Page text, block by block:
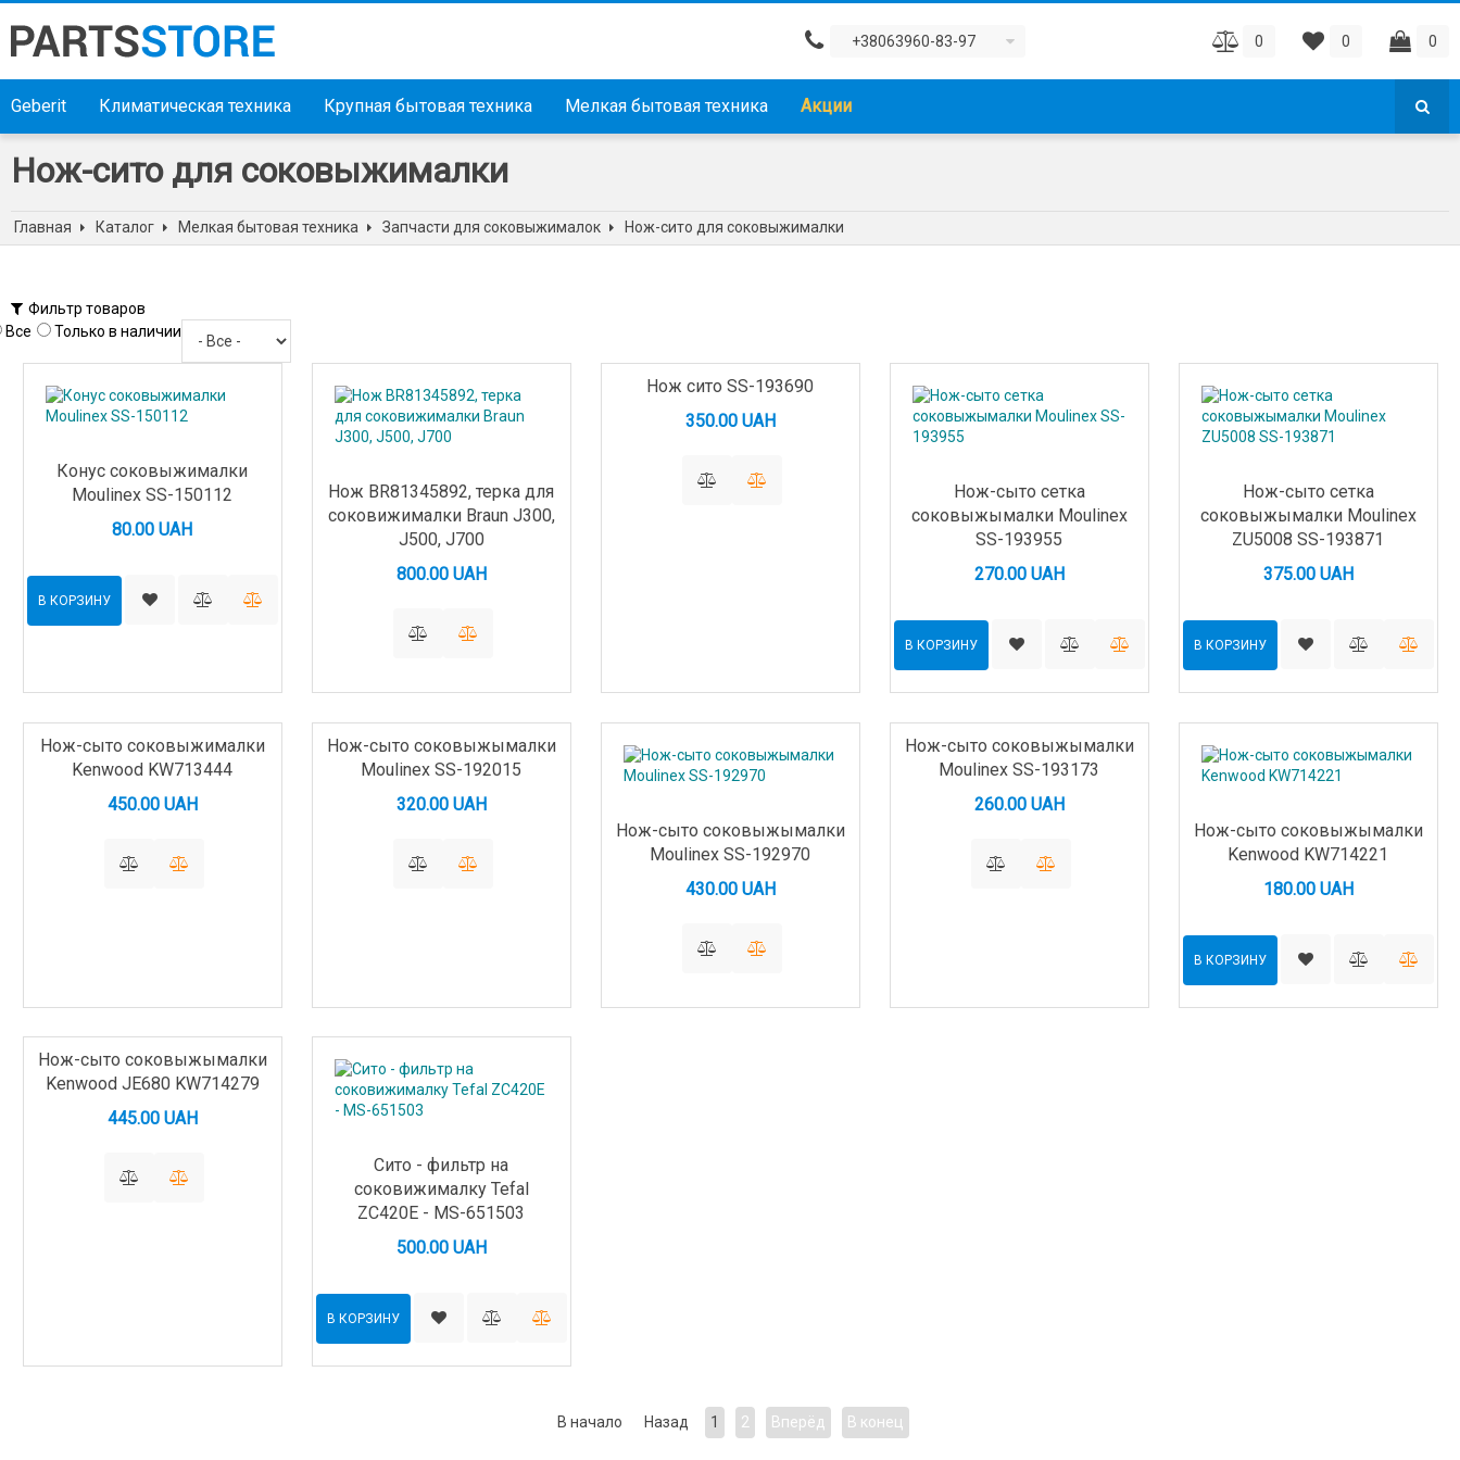
+38063960-83-97 0 0 0
Geberit Климатическая техника Крупная бытовая техника Мелкая бытовая техника Акции
Нож-сито для соковыжималки
Главная Каталог Мелкая бытовая техника Запчасти для соковыжималок Нож-сито для соковыжималки
Фильтр товаров
Все
Только в наличии
Конус соковыжималки
Moulinex SS-150112
80.00 UAH
В КОРЗИНУ
Нож BR81345892, терка для
соковижималки Braun J300,
J500, J700
800.00 UAH
Нож сито SS-193690
350.00 UAH
Нож-сыто сетка
соковыжымалки Moulinex
SS-193955
270.00 UAH
В КОРЗИНУ
Нож-сыто сетка
соковыжымалки Moulinex
ZU5008 SS-193871
375.00 UAH
В КОРЗИНУ
Нож-сыто соковыжималки
Kenwood KW713444
450.00 UAH
Нож-сыто соковыжымалки
Moulinex SS-192015
320.00 UAH
Нож-сыто соковыжымалки
Moulinex SS-192970
430.00 UAH
Нож-сыто соковыжымалки
Moulinex SS-193173
260.00 UAH
Нож-сыто соковыжымалки
Kenwood KW714221
180.00 UAH
В КОРЗИНУ
Нож-сыто соковыжымалки
Kenwood JE680 KW714279
445.00 UAH
Сито - фильтр на
соковижималку Tefal
ZC420E - MS-651503
500.00 UAH
В КОРЗИНУ
В начало Назад 1 2 Вперёд В конец